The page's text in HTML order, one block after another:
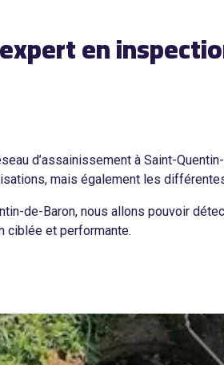
en
d’assainissement à Saint-
mais également les
de-Baron, nous allons pouvoir
ciblée et performante.